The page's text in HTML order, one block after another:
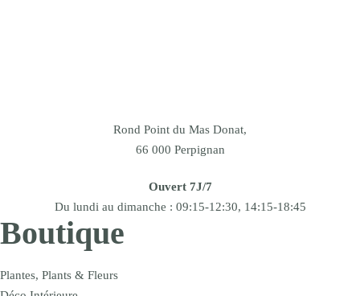
Rond Point du Mas Donat,
66 000 Perpignan
Ouvert 7J/7
Du lundi au dimanche : 09:15-12:30, 14:15-18:45
Boutique
Plantes, Plants & Fleurs